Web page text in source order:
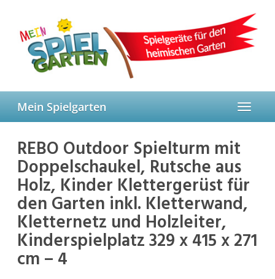
content
Toggle
Mein Spielgarten
REBO Outdoor Spielturm mit
Doppelschaukel, Rutsche aus
Holz, Kinder Klettergerüst für
den Garten inkl. Kletterwand,
Kletternetz und Holzleiter,
Kinderspielplatz 329 x 415 x 271
cm – 4